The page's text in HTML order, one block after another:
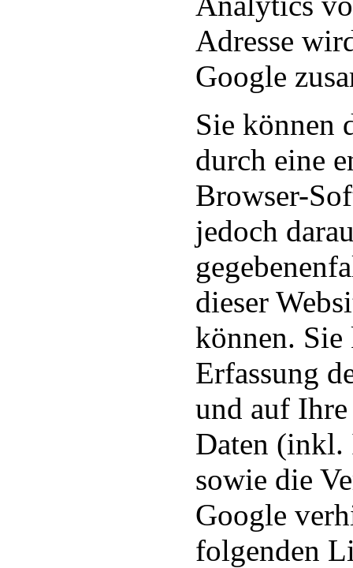
Adresse
Google
Sie können
durch eine
Browser-
jedoch
dieser
können. Sie
Erfassung
und auf
Daten (inkl.
sowie die
Google
folgenden